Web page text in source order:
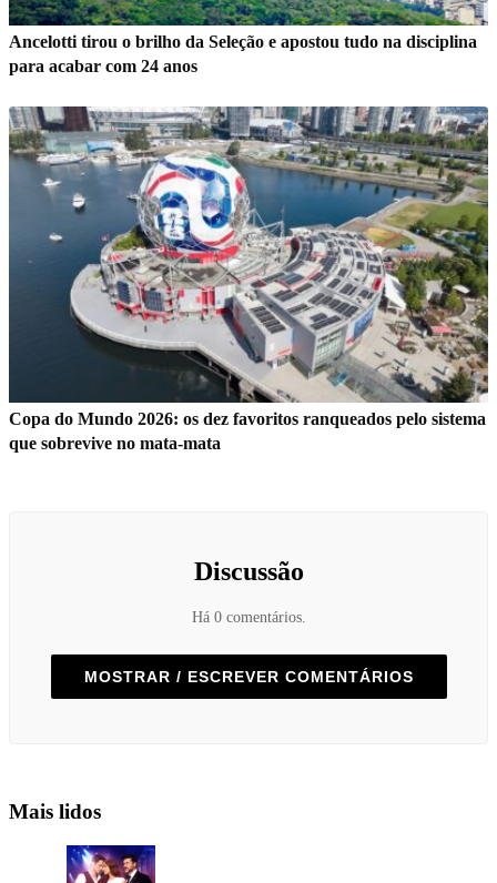
Ancelotti tirou o brilho da Seleção e apostou tudo na disciplina
para acabar com 24 anos
Copa do Mundo 2026: os dez favoritos ranqueados pelo sistema
que sobrevive no mata-mata
Discussão
Há 0 comentários.
MOSTRAR / ESCREVER COMENTÁRIOS
Mais lidos